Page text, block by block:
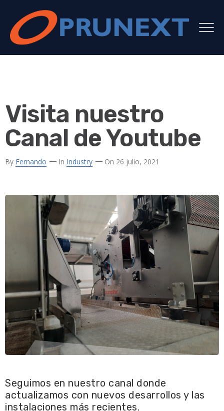
Visita nuestro
Canal de Youtube
By Fernando In Industry On 26 julio, 2021
Seguimos en nuestro canal donde
actualizamos con nuevos desarrollos y las
instalaciones más recientes.